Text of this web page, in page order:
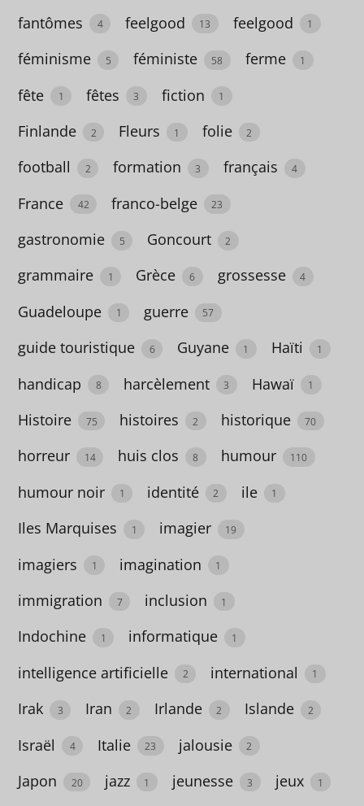
cinéma
1
adolescence
13
Age d’or
imaginaire
cartonnés
6
alimentation
Allemagne
1
Amérique
du sud
fantômes 4 feelgood 13 feelgood 1
féminisme 5 féministe 58 ferme 1
fête 1 fêtes 3 fiction 1
Finlande 2 Fleurs 1 folie 2
football 2 formation 3 français 4
France 42 franco-belge 23
gastronomie 5 Goncourt 2
grammaire 1 Grèce 6 grossesse 4
Guadeloupe 1 guerre 57
guide touristique 6 Guyane 1 Haïti 1
handicap 8 harcèlement 3 Hawaï 1
Histoire 75 histoires 2 historique 70
horreur 14 huis clos 8 humour 110
humour noir 1 identité 2 ile 1
Iles Marquises 1 imagier 19
imagiers 1 imagination 1
immigration 7 inclusion 1
Indochine 1 informatique 1
intelligence artificielle 2 international 1
Irak 3 Iran 2 Irlande 2 Islande 2
Israël 4 Italie 23 jalousie 2
Japon 20 jazz 1 jeunesse 3 jeux 1